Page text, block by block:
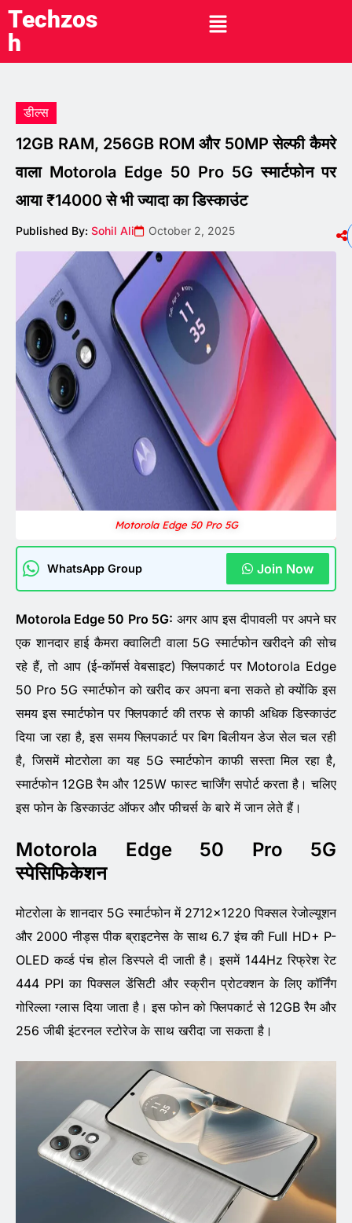
Techzos
h
डील्स
12GB RAM, 256GB ROM और 50MP सेल्फी कैमरे
वाला Motorola Edge 50 Pro 5G स्मार्टफोन पर
आया ₹14000 से भी ज्यादा का डिस्काउंट
Published By: Sohil Ali October 2, 2025
Motorola Edge 50 Pro 5G
WhatsApp Group Join Now
Motorola Edge 50 Pro 5G: अगर आप इस दीपावली पर अपने घर
एक शानदार हाई कैमरा क्वालिटी वाला 5G स्मार्टफोन खरीदने की सोच
रहे हैं, तो आप (ई-कॉमर्स वेबसाइट) फ्लिपकार्ट पर Motorola Edge
50 Pro 5G स्मार्टफोन को खरीद कर अपना बना सकते हो क्योंकि इस
समय इस स्मार्टफोन पर फ्लिपकार्ट की तरफ से काफी अधिक डिस्काउंट
दिया जा रहा है, इस समय फ्लिपकार्ट पर बिग बिलीयन डेज सेल चल रही
है, जिसमें मोटरोला का यह 5G स्मार्टफोन काफी सस्ता मिल रहा है,
स्मार्टफोन 12GB रैम और 125W फास्ट चार्जिंग सपोर्ट करता है। चलिए
इस फोन के डिस्काउंट ऑफर और फीचर्स के बारे में जान लेते हैं।
Motorola Edge 50 Pro 5G
स्पेसिफिकेशन
मोटरोला के शानदार 5G स्मार्टफोन में 2712×1220 पिक्सल रेजोल्यूशन
और 2000 नीड्स पीक ब्राइटनेस के साथ 6.7 इंच की Full HD+ P-
OLED कर्व्ड पंच होल डिस्पले दी जाती है। इसमें 144Hz रिफ्रेश रेट
444 PPI का पिक्सल डेंसिटी और स्क्रीन प्रोटक्शन के लिए कॉर्निंग
गोरिल्ला ग्लास दिया जाता है। इस फोन को फ्लिपकार्ट से 12GB रैम और
256 जीबी इंटरनल स्टोरेज के साथ खरीदा जा सकता है।